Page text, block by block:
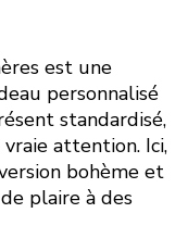
est une
personnalisé
standardisé,
attention. Ici,
bohème et
plaire à des